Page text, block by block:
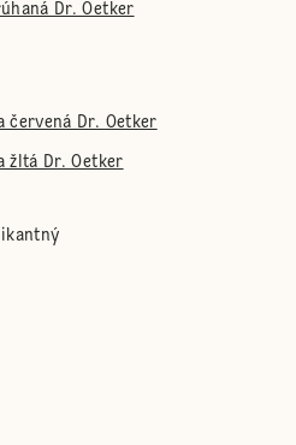
Dr. Oetker
červená Dr. Oetker
žltá Dr. Oetker